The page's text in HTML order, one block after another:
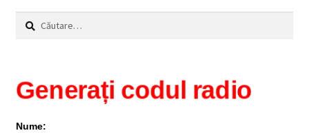
Caută
după:
Generați codul radio
Nume: